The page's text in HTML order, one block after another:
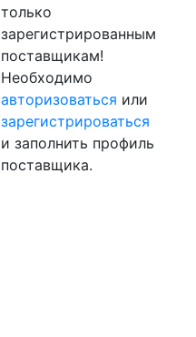
только
зарегистрированным
поставщикам!
Необходимо
авторизоваться или
зарегистрироваться
и заполнить профиль
поставщика.